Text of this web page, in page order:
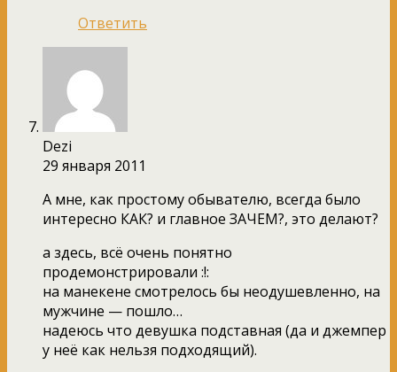
Ответить
Dezi
29 января 2011
А мне, как простому обывателю, всегда было
интересно КАК? и главное ЗАЧЕМ?, это делают?
а здесь, всё очень понятно
продемонстрировали :!:
на манекене смотрелось бы неодушевленно, на
мужчине — пошло…
надеюсь что девушка подставная (да и джемпер
у неё как нельзя подходящий).